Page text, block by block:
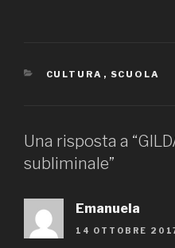
CATEGORIE
CULTURA , SCUOLA
Una risposta a
subliminale”
Emanuela
14 OTTOBRE